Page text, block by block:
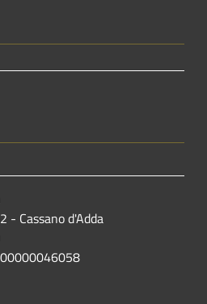
- Cassano d'Adda